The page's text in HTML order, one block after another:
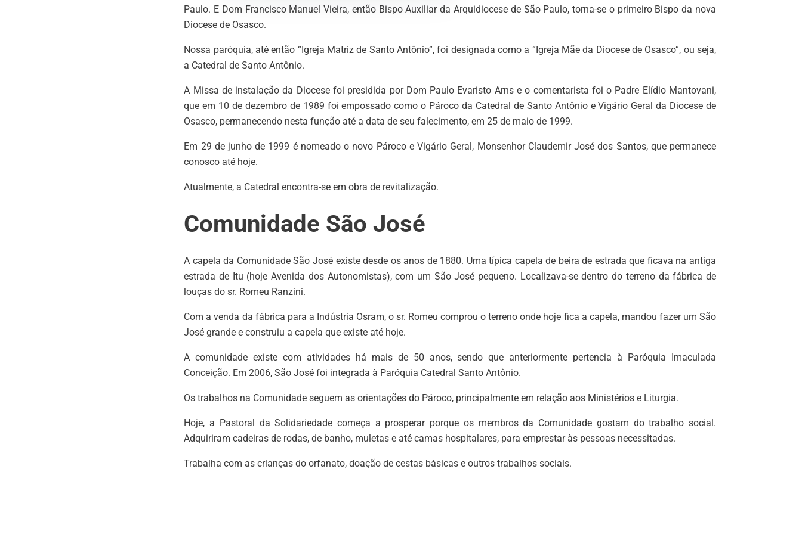
Paulo. E Dom Francisco Manuel Vieira, então Bispo Auxiliar da Arquidiocese de São Paulo, torna-se o primeiro Bispo da nova
Diocese de Osasco.
Nossa paróquia, até então “Igreja Matriz de Santo Antônio”, foi designada como a “Igreja Mãe da Diocese de Osasco”, ou seja,
a Catedral de Santo Antônio.
A Missa de instalação da Diocese foi presidida por Dom Paulo Evaristo Arns e o comentarista foi o Padre Elídio Mantovani,
que em 10 de dezembro de 1989 foi empossado como o Pároco da Catedral de Santo Antônio e Vigário Geral da Diocese de
Osasco, permanecendo nesta função até a data de seu falecimento, em 25 de maio de 1999.
Em 29 de junho de 1999 é nomeado o novo Pároco e Vigário Geral, Monsenhor Claudemir José dos Santos, que permanece
conosco até hoje.
Atualmente, a Catedral encontra-se em obra de revitalização.
Comunidade São José
A capela da Comunidade São José existe desde os anos de 1880. Uma típica capela de beira de estrada que ficava na antiga
estrada de Itu (hoje Avenida dos Autonomistas), com um São José pequeno. Localizava-se dentro do terreno da fábrica de
louças do sr. Romeu Ranzini.
Com a venda da fábrica para a Indústria Osram, o sr. Romeu comprou o terreno onde hoje fica a capela, mandou fazer um São
José grande e construiu a capela que existe até hoje.
A comunidade existe com atividades há mais de 50 anos, sendo que anteriormente pertencia à Paróquia Imaculada
Conceição. Em 2006, São José foi integrada à Paróquia Catedral Santo Antônio.
Os trabalhos na Comunidade seguem as orientações do Pároco, principalmente em relação aos Ministérios e Liturgia.
Hoje, a Pastoral da Solidariedade começa a prosperar porque os membros da Comunidade gostam do trabalho social.
Adquiriram cadeiras de rodas, de banho, muletas e até camas hospitalares, para emprestar às pessoas necessitadas.
Trabalha com as crianças do orfanato, doação de cestas básicas e outros trabalhos sociais.